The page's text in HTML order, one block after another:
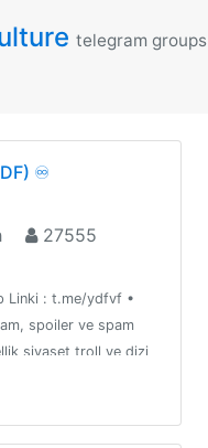
telegram groups
♾
27555
Linki : t.me/ydfvf •
spoiler ve spam
siyaset troll ve dizi
Özelden link
etmek yasaktır